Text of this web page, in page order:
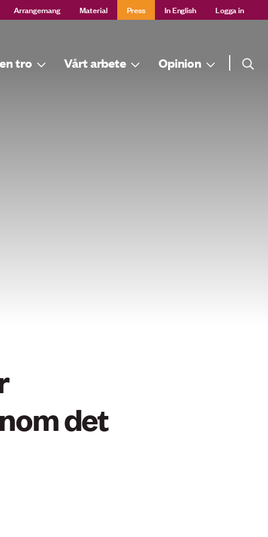
Arrangemang Material Press In English Logga in
tro Vårt arbete Opinion Sök
det